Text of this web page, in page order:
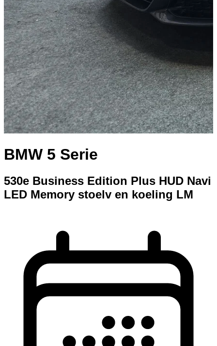
BMW 5 Serie
530e Business Edition Plus HUD Navi
LED Memory stoelv en koeling LM